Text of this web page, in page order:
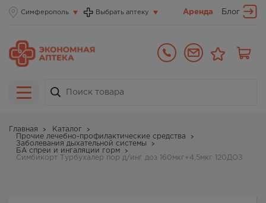
Симферополь Выбрать аптеку Аренда Блог
Главная
Каталог
Прочие лечебно-профилактические средства
Заболевания дыхательной системы
БА спреи и ингаляции горм
Симбикорт Турбухалер пор д/инг доз 160мкг+4,5мкг 120ДОЗ